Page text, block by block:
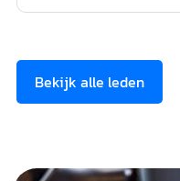
Bekijk alle leden